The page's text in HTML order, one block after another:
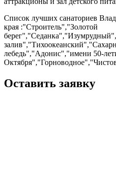
Список лучших санаториев
края :"Строитель","Золотой
лебедь","Адонис","имени 50-
Оставить заявку